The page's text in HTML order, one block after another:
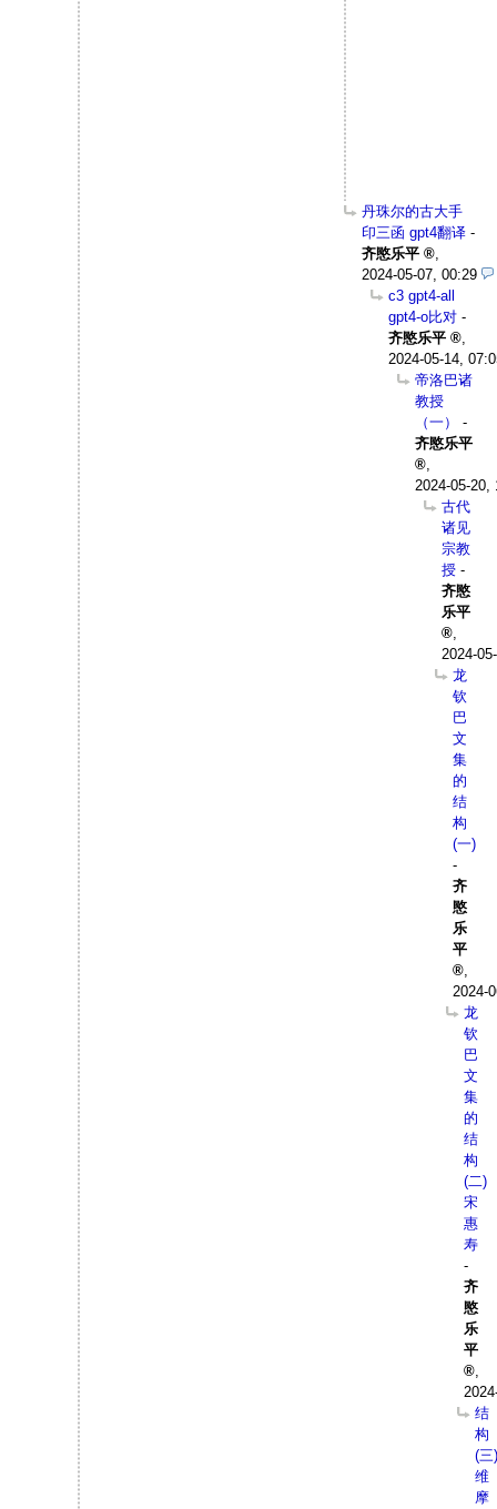
丹珠尔的古大手
印三函 gpt4翻译 -
齐愍乐平
,
2024-05-07, 00:29
c3 gpt4-all
gpt4-o比对 -
齐愍乐平
,
2024-05-14,
帝洛巴诸
教授
（一）
-
齐愍乐平
,
2024-05-20,
古代
诸见
宗教
授 -
齐愍
乐平
,
2024-
龙
钦
巴
文
集
的
结
构
(一)
-
齐
愍
乐
平
,
2024-
龙
钦
巴
文
集
的
结
构
(二)
宋
惠
寿
-
齐
愍
乐
平
,
结
构
(三)
维
摩